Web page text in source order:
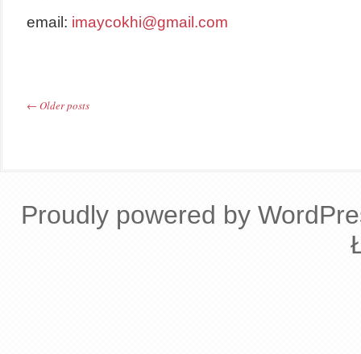
email: imaycokhi@gmail.com
← Older posts
Proudly powered by